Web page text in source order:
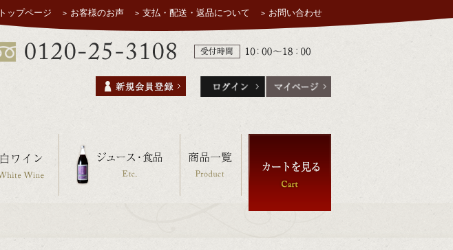
トップページ お客様のお声 支払・配送・返品について お問い合わせ